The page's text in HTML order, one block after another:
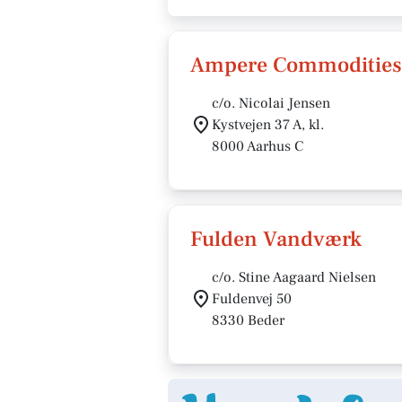
Ampere
c/o. Nicolai Jensen
Kystvejen 37 A, kl.
8000 Aarhus C
Fulden Vandværk
c/o. Stine Aagaard Nielsen
Fuldenvej 50
8330 Beder